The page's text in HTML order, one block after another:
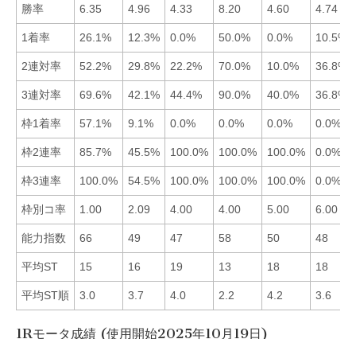
勝率 6.35 4.96 4.33 8.20 4.60 4.74
1着率 26.1% 12.3% 0.0% 50.0% 0.0% 10.5%
2連対率 52.2% 29.8% 22.2% 70.0% 10.0% 36.8%
3連対率 69.6% 42.1% 44.4% 90.0% 40.0% 36.8%
枠1着率 57.1% 9.1% 0.0% 0.0% 0.0% 0.0%
枠2連率 85.7% 45.5% 100.0% 100.0% 100.0% 0.0%
枠3連率 100.0% 54.5% 100.0% 100.0% 100.0% 0.0%
枠別コ率 1.00 2.09 4.00 4.00 5.00 6.00
能力指数 66 49 47 58 50 48
平均ST 15 16 19 13 18 18
平均ST順 3.0 3.7 4.0 2.2 4.2 3.6
1Rモータ成績 (使用開始2025年10月19日)